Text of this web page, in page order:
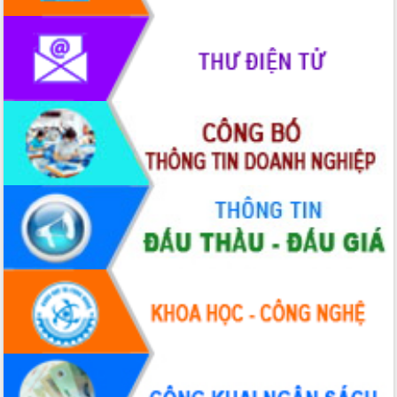
phát triển mới
Thường trực HĐND tỉnh Đắk Lắk gặp
mặt Đoàn chuyên gia y tế TP. Hồ Chí
Lễ truy điệu và an táng hài cốt liệt sĩ
tại Nghĩa trang Liệt sĩ xã Sơn Hòa
Bàn giải pháp tháo gỡ khó khăn trong
xuất khẩu sầu riêng và triển khai quy
định EUDR
Thứ trưởng Bộ Nông nghiệp và Môi
trường Nguyễn Hoàng Hiệp khảo sát
vùng trồng và doanh nghiệp đóng gói
sầu riêng tại Đắk Lắk
Trình diễn nghệ thuật chế biến các
món ăn từ sầu riêng
Đắk Lắk công bố Quy hoạch và xúc
tiến đầu tư tỉnh
Ngành cá ngừ Đắk Lắk chủ động thích
ứng để giữ vững thị trường xuất khẩu
Diễn đàn Kinh tế tư nhân Việt Nam đột